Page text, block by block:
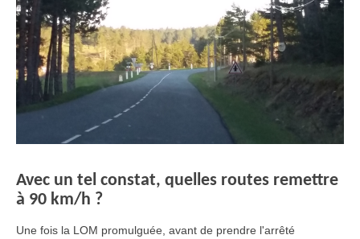
Avec un tel constat, quelles routes remettre
à 90 km/h ?
Une fois la LOM promulguée, avant de prendre l'arrêté